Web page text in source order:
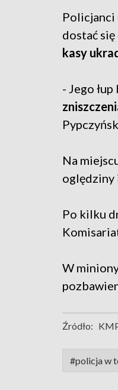
Policjanci
dostać
kasy
- Jego
Na
oględziny
Po kilku
W
Źródło:
#policja w